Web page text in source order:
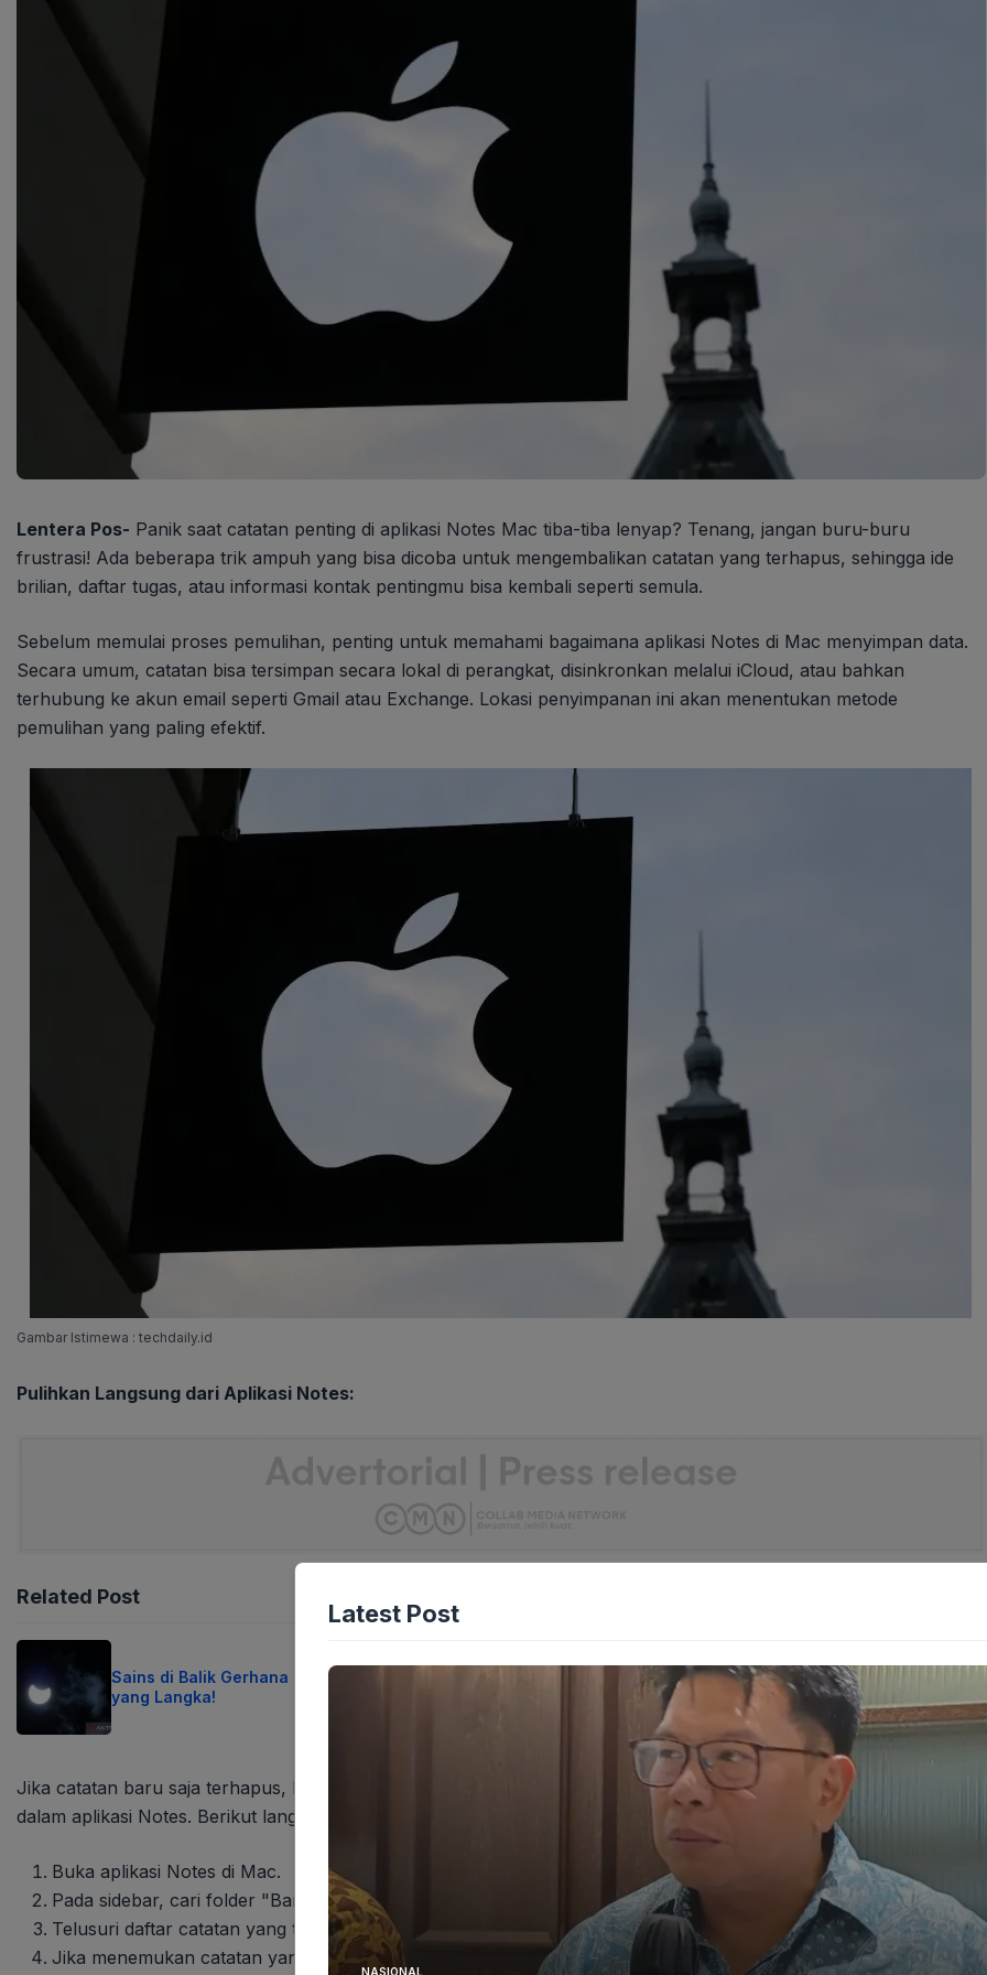
Lentera Pos- Panik saat catatan penting di aplikasi Notes Mac tiba-tiba lenyap? Tenang, jangan buru-buru
frustrasi! Ada beberapa trik ampuh yang bisa dicoba untuk mengembalikan catatan yang terhapus, sehingga ide
brilian, daftar tugas, atau informasi kontak pentingmu bisa kembali seperti semula.
Sebelum memulai proses pemulihan, penting untuk memahami bagaimana aplikasi Notes di Mac menyimpan data.
Secara umum, catatan bisa tersimpan secara lokal di perangkat, disinkronkan melalui iCloud, atau bahkan
terhubung ke akun email seperti Gmail atau Exchange. Lokasi penyimpanan ini akan menentukan metode
pemulihan yang paling efektif.
Gambar Istimewa : techdaily.id
Pulihkan Langsung dari Aplikasi Notes:
Related Post
Sains di Balik Gerhana Matahari Total 2026
yang Langka!
Rahasia WiFi Ngebut: Ganti Password Anti
Maling Sinyal!
Jika catatan baru saja terhapus, kemungkinan besar masih berada di folder "Baru Dihapus" (Recently Deleted)
dalam aplikasi Notes. Berikut langkah-langkahnya:
Buka aplikasi Notes di Mac.
Pada sidebar, cari folder "Baru Dihapus".
Telusuri daftar catatan yang terhapus.
Jika menemukan catatan yang ingin dipulihkan, pilih catatan tersebut.
Latest Post
NASIONAL